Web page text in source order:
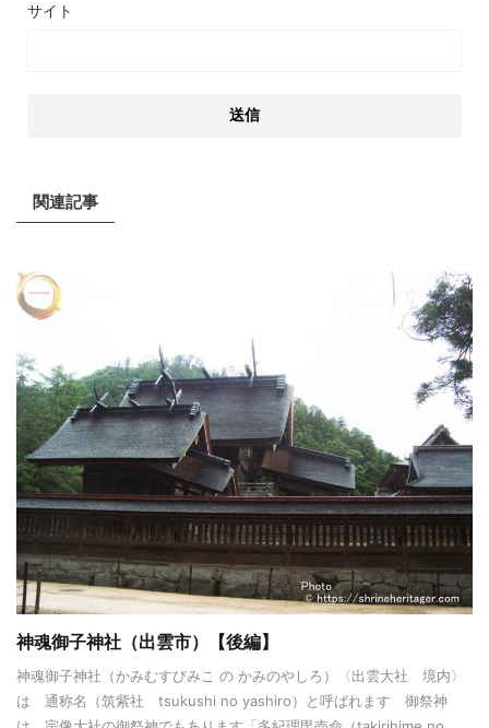
サイト
関連記事
神魂御子神社（出雲市）【後編】
神魂御子神社（かみむすびみこ の かみのやしろ）〈出雲大社 境内〉
は 通称名（筑紫社 tsukushi no yashiro）と呼ばれます 御祭神